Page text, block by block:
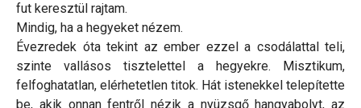
fut keresztül rajtam.
Mindig, ha a hegyeket nézem.
Évezredek óta tekint az ember ezzel a csodálattal teli,
szinte vallásos tisztelettel a hegyekre. Misztikum,
felfoghatatlan, elérhetetlen titok. Hát istenekkel telepítette
be, akik onnan fentről nézik a nyüzsgő hangyabolyt, az